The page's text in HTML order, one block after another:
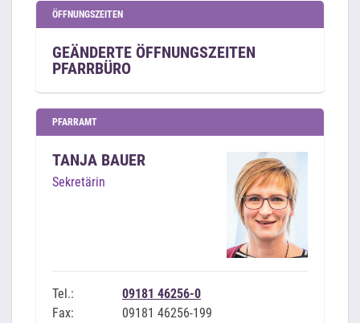
ÖFFNUNGSZEITEN
GEÄNDERTE ÖFFNUNGSZEITEN
PFARRBÜRO
PFARRAMT
TANJA BAUER
Sekretärin
Tel.:
09181 46256-0
Fax:
09181 46256-199